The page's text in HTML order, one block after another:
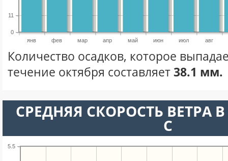
янв фев мар апр май июн июл авг
0
11
Количество осадков, которое
течение октября составляет38.1 мм.
СРЕДНЯЯ СКОРОСТЬ ВЕТРА
С
5.5